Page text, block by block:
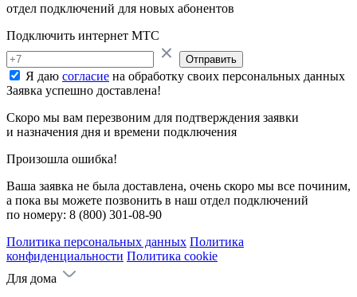
отдел подключений для новых абонентов
Подключить интернет МТС
Отправить
Я даю согласие на обработку своих персональных данных
Заявка успешно доставлена!
Скоро мы вам перезвоним для подтверждения заявки
и назначения дня и времени подключения
Произошла ошибка!
Ваша заявка не была доставлена, очень скоро мы все починим,
а пока вы можете позвонить в наш отдел подключений
по номеру: 8 (800) 301-08-90
Политика персональных данных Политика
конфиденциальности Политика cookie
Для дома